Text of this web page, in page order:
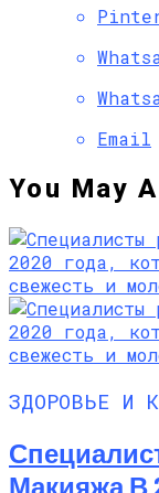
Email
You May
ЗДОРОВЬЕ И
Макияжа В